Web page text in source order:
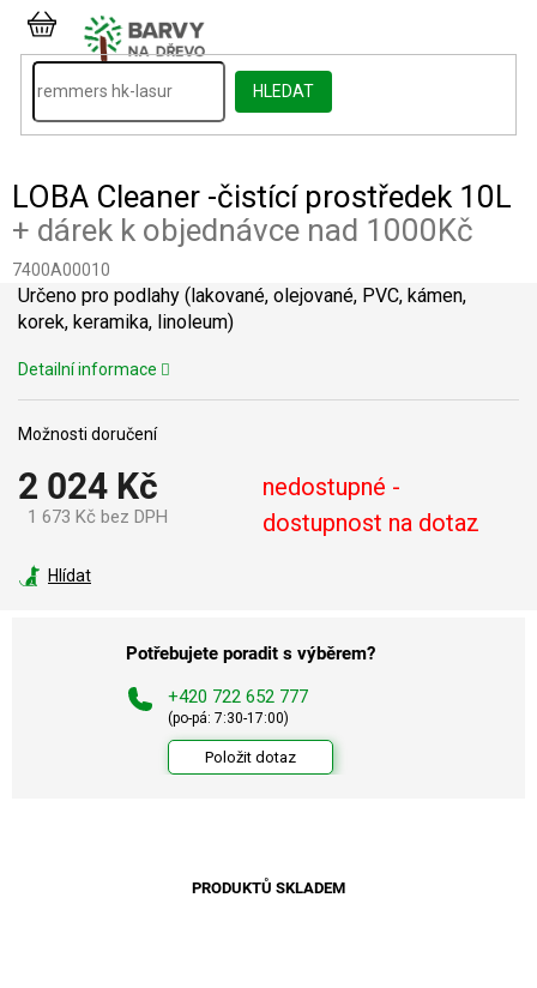
Přejít
obsah
HLEDAT
NÁKUPNÍ
KOŠÍK
LOBA Cleaner -čistící prostředek 10L
+ dárek k objednávce nad 1000Kč
7400A00010
2 024 Kč
1 673 Kč bez DPH
nedostupné -
dostupnost na dotaz
Možnosti doručení
Určeno pro podlahy (lakované, olejované, PVC, kámen,
korek, keramika, linoleum)
Detailní informace
Hlídat
Potřebujete poradit s výběrem?
+420 722 652 777
(po-pá: 7:30-17:00)
Položit dotaz
PRODUKTŮ SKLADEM